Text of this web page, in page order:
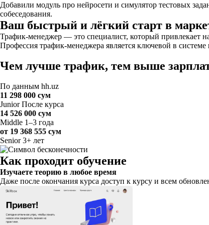
Добавили модуль про нейросети и симулятор тестовых
собеседования.
Ваш быстрый и лёгкий старт в
Трафик-менеджер — это специалист, который привлекает
Профессия трафик-менеджера является ключевой в системе
Чем лучше трафик, тем выше
По данным hh.uz
11 298 000 сум
JuniorПосле курса
14 526 000 сум
Middle 1–3 года
от 19 368 555 сум
Senior3+ лет
Как проходит обучение
Изучаете теорию в любое время
Даже после окончания курса доступ к курсу и всем